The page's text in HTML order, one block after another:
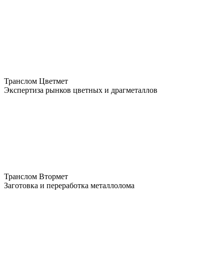
Транслом Цветмет
Экспертиза рынков цветных и драгметаллов
Транслом Втормет
Заготовка и переработка металлолома